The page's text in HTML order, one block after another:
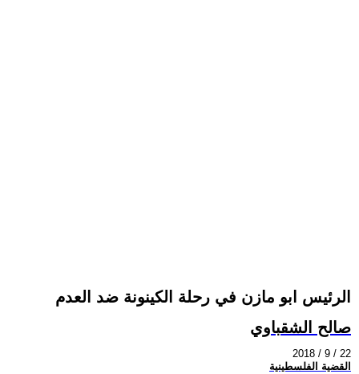
الرئيس ابو مازن في رحلة الكينونة ضد العدم
صالح الشقباوي
2018 / 9 / 22
القضية الفلسطينية